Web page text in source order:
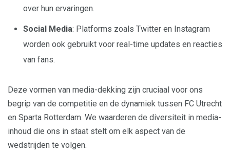
over hun ervaringen.
Social Media: Platforms zoals Twitter en Instagram
worden ook gebruikt voor real-time updates en reacties
van fans.
Deze vormen van media-dekking zijn cruciaal voor ons
begrip van de competitie en de dynamiek tussen FC Utrecht
en Sparta Rotterdam. We waarderen de diversiteit in media-
inhoud die ons in staat stelt om elk aspect van de
wedstrijden te volgen.